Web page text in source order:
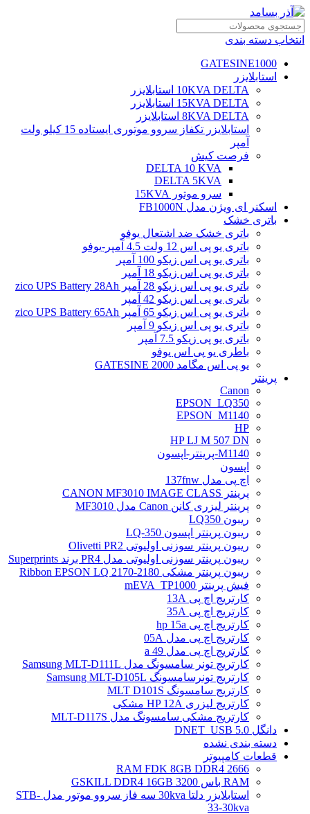
انتخاب دسته بندی
GATESINE1000
استابلایزر
10KVA DELTA استابلایزر
15KVA DELTA استابلایزر
8KVA DELTA استابلایزر
استابلایزر تکفاز سروو موتوری ایستاده 15 کیلو ولت
آمپر
فرصت کیش
DELTA 10 KVA
DELTA 5KVA
سرو موتور 15KVA
اسکنر ای ویژن مدل FB1000N
باتری خشک
باتری خشک ضد اشتعال یوفو
باتری یو پی اس 12 ولت 4.5 آمپر-یوفو
باتری یو پی اس زیکو 100 آمپر
باتری یو پی اس زیکو 18 آمپر
باتری یو پی اس زیکو 28 آمپر zico UPS Battery 28Ah
باتری یو پی اس زیکو 42 آمپر
باتری یو پی اس زیکو 65 آمپر zico UPS Battery 65Ah
باتری یو پی اس زیکو 9 آمپر
باتری یو پی زیکو 7.5 آمپر
باطری یو پی اس یوفو
یو پی اس مگامد GATESINE 2000
پرینتر
Canon
EPSON_LQ350
EPSON_M1140
HP
HP LJ M 507 DN
M1140-پرینتر-اپسون
اپسون
اچ پی مدل 137fnw
پرینتر CANON MF3010 IMAGE CLASS
پرینتر لیزری کانن Canon مدل MF3010
ریبون LQ350
ریبون پرینتر اپسون LQ-350
ریبون پرینتر سوزنی اولیوتی Olivetti PR2
ریبون پرینتر سوزنی اولیوتی مدل PR4 برند Superprints
ریبون پرینتر مشکی Ribbon EPSON LQ 2170-2180
فیش پرینتر mEVA_TP1000
کارتریج اچ پی 13A
کارتریج اچ پی 35A
کارتریج اچ پی hp 15a
کارتریج اچ پی مدل 05A
کارتریج اچ پی مدل 49 a
کارتریج تونر سامسونگ مدل Samsung MLT-D111L
کارتریج تونرسامسونگ Samsung MLT-D105L
کارتریج سامسونگ MLT D101S
کارتریج لیزری HP 12A مشکی
کارتریج مشکی سامسونگ مدل MLT-D117S
دانگل DNET_USB 5.0
دسته بندی نشده
قطعات کامپیوتر
RAM FDK 8GB DDR4 2666
RAM باس 3200 GSKILL DDR4 16GB
استابلایزر دلتا 30kva سه فاز سروو موتور مدل STB-
33-30kva